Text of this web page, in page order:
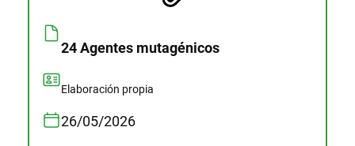
24 Agentes mutagénicos
Elaboración propia
26/05/2026